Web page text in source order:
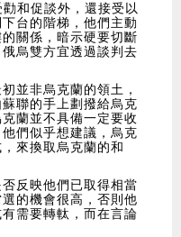
和促談外，還接受以
台的階梯，他們主動
關係，暗示硬要切斷
烏雙方宜透過談判去
並非烏克蘭的領土，
聯的手上劃撥給烏克
蘭並不具備一定要收
們似乎想建議，烏克
來換取烏克蘭的和
反映他們已取得相當
的機會很高，否則他
需要轉軚，而在言論